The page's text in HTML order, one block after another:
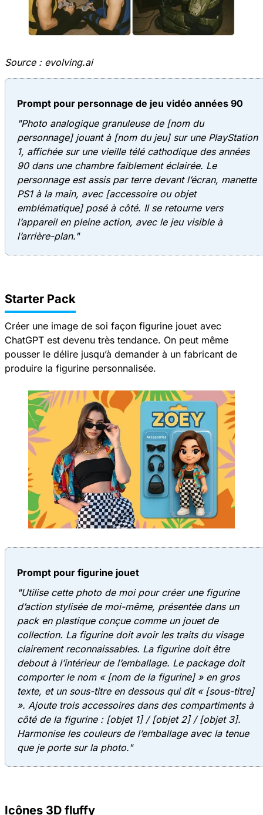
Source : evolving.ai
Prompt pour personnage de jeu vidéo années 90
"Photo analogique granuleuse de [nom du
personnage] jouant à [nom du jeu] sur une PlayStation
1, affichée sur une vieille télé cathodique des années
90 dans une chambre faiblement éclairée. Le
personnage est assis par terre devant l’écran, manette
PS1 à la main, avec [accessoire ou objet
emblématique] posé à côté. Il se retourne vers
l’appareil en pleine action, avec le jeu visible à
l’arrière-plan."
Starter Pack
Créer une image de soi façon figurine jouet avec
ChatGPT est devenu très tendance. On peut même
pousser le délire jusqu’à demander à un fabricant de
produire la figurine personnalisée.
Prompt pour figurine jouet
"Utilise cette photo de moi pour créer une figurine
d’action stylisée de moi-même, présentée dans un
pack en plastique conçue comme un jouet de
collection. La figurine doit avoir les traits du visage
clairement reconnaissables. La figurine doit être
debout à l’intérieur de l’emballage. Le package doit
comporter le nom « [nom de la figurine] » en gros
texte, et un sous-titre en dessous qui dit « [sous-titre]
». Ajoute trois accessoires dans des compartiments à
côté de la figurine : [objet 1] / [objet 2] / [objet 3].
Harmonise les couleurs de l’emballage avec la tenue
que je porte sur la photo."
Icônes 3D fluffy